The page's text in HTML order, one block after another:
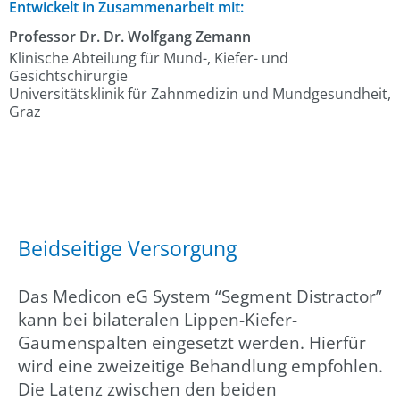
Entwickelt in Zusammenarbeit mit:
Professor Dr. Dr. Wolfgang Zemann
Klinische Abteilung für Mund-, Kiefer- und
Gesichtschirurgie
Universitätsklinik für Zahnmedizin und Mundgesundheit,
Graz
Beidseitige Versorgung
Das Medicon eG System “Segment Distractor”
kann bei bilateralen Lippen-Kiefer-
Gaumenspalten eingesetzt werden. Hierfür
wird eine zweizeitige Behandlung empfohlen.
Die Latenz zwischen den beiden